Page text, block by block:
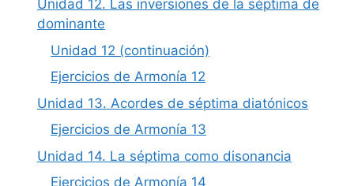
Unidad 12. Las inversiones de la séptima de
dominante
Unidad 12 (continuación)
Ejercicios de Armonía 12
Unidad 13. Acordes de séptima diatónicos
Ejercicios de Armonía 13
Unidad 14. La séptima como disonancia
Ejercicios de Armonía 14